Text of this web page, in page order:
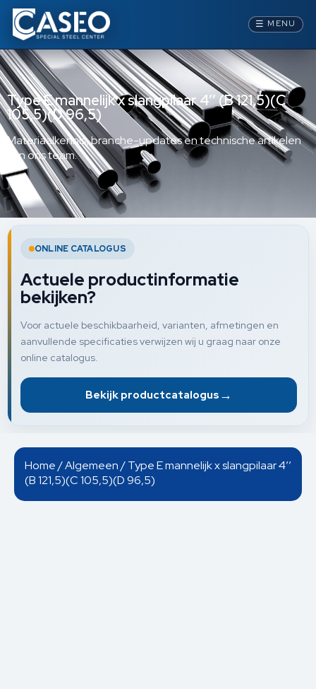
☰ MENU
Type E mannelijk x slangpilaar 4’’ (B 121,5)(C
105,5)(D 96,5)
Materiaalkennis, branche-updates en technische artikelen
van ons team.
ONLINE CATALOGUS
Actuele productinformatie
bekijken?
Voor actuele beschikbaarheid, varianten, afmetingen en
aanvullende specificaties verwijzen wij u graag naar onze
online catalogus.
Bekijk productcatalogus →
Home/Algemeen/ Type E mannelijk x slangpilaar 4’’
(B 121,5)(C 105,5)(D 96,5)